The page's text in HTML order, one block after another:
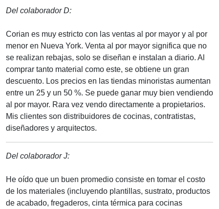
Del colaborador D:
Corian es muy estricto con las ventas al por mayor y al por
menor en Nueva York. Venta al por mayor significa que no
se realizan rebajas, solo se diseñan e instalan a diario. Al
comprar tanto material como este, se obtiene un gran
descuento. Los precios en las tiendas minoristas aumentan
entre un 25 y un 50 %. Se puede ganar muy bien vendiendo
al por mayor. Rara vez vendo directamente a propietarios.
Mis clientes son distribuidores de cocinas, contratistas,
diseñadores y arquitectos.
Del colaborador J:
He oído que un buen promedio consiste en tomar el costo
de los materiales (incluyendo plantillas, sustrato, productos
de acabado, fregaderos, cinta térmica para cocinas